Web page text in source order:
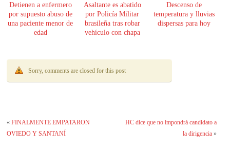
Detienen a enfermero
por supuesto abuso de
una paciente menor de
edad
Asaltante es abatido
por Policía Militar
brasileña tras robar
vehículo con chapa
Descenso de
temperatura y lluvias
dispersas para hoy
Sorry, comments are closed for this post
«FINALMENTE EMPATARON
OVIEDO Y SANTANÍ
HC dice que no impondrá candidato a
la dirigencia»